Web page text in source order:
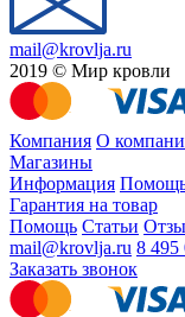
mail@krovlja.ru
2019 © Мир кровли
Компания О
Магазины
Информация
Гарантия на товар
Помощь Статьи
mail@krovlja.ru 8 495
Заказать звонок